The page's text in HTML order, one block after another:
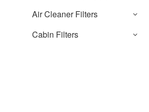
Air Cleaner Filters
Cabin Filters